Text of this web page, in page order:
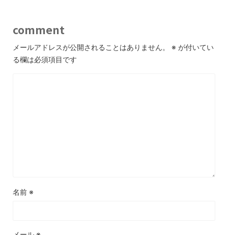
comment
メールアドレスが公開されることはありません。 ※ が付いてい
る欄は必須項目です
名前 ※